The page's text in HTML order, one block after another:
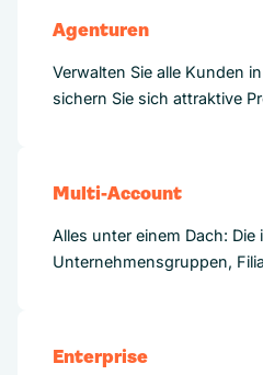
Agenturen
Verwalten Sie alle Kunden
sichern Sie sich attraktive
Multi-Account
Alles unter einem Dach:
Unternehmensgruppen,
Enterprise